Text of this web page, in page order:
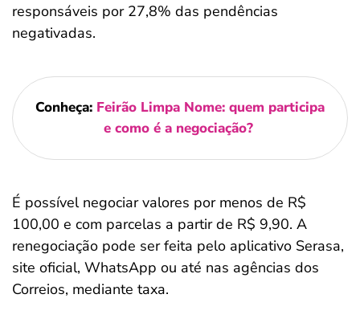
responsáveis por 27,8% das pendências
negativadas.
Conheça: Feirão Limpa Nome: quem participa
e como é a negociação?
É possível negociar valores por menos de R$
100,00 e com parcelas a partir de R$ 9,90. A
renegociação pode ser feita pelo aplicativo Serasa,
site oficial, WhatsApp ou até nas agências dos
Correios, mediante taxa.